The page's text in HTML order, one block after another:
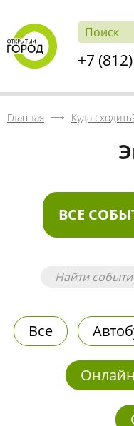
+7
Главная Куда
ВСЕ
Все
Онлайн